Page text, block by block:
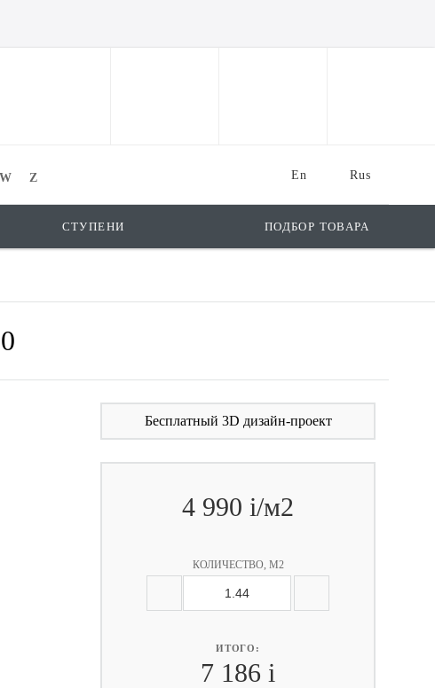
Rus
En
W Z
СТУПЕНИ ПОДБОР ТОВАРА
Бесплатный 3D дизайн-проект
4 990 i/м2
КОЛИЧЕСТВО, М2
ИТОГО:
7 186 i